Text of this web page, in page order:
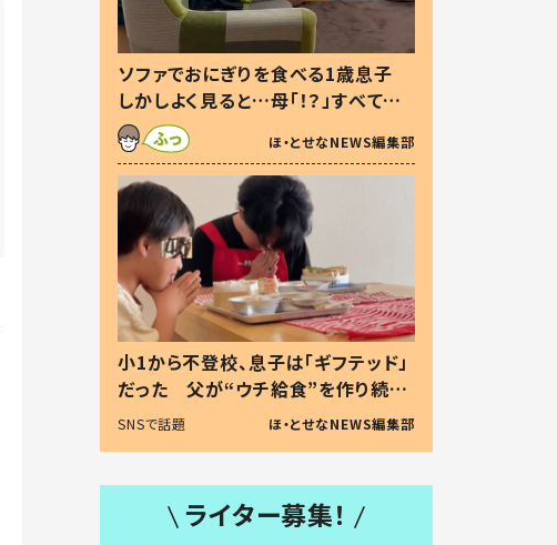
ソファでおにぎりを食べる1歳息子
しかしよく見ると…母「！？」すべてを
察した母の投稿に「可愛いから許
す！」「現行犯〜」
ほ・とせなNEWS編集部
小1から不登校、息子は「ギフテッド」
だった 父が“ウチ給食”を作り続け
る理由とは #令和の親 #令和の子
SNSで話題 ほ・とせなNEWS編集部
ライター募集！